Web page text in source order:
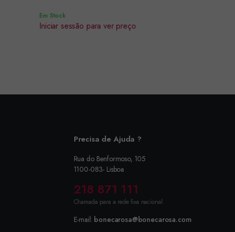
Em Stock
Iniciar sessão para ver preço
Precisa de Ajuda ?
Rua do Benformoso, 105
1100-083- Lisboa
218 871 111
Chamada para a rede fixa nacional
E-mail: bonecarosa@bonecarosa.com